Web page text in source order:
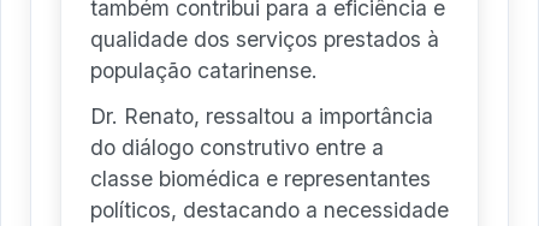
também contribui para a eficiência e
qualidade dos serviços prestados à
população catarinense.
Dr. Renato, ressaltou a importância
do diálogo construtivo entre a
classe biomédica e representantes
políticos, destacando a necessidade